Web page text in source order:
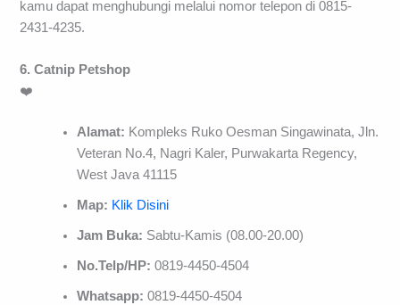
kamu dapat menghubungi melalui nomor telepon di 0815-
2431-4235.
6. Catnip Petshop
❤️
Alamat: Kompleks Ruko Oesman Singawinata, Jln.
Veteran No.4, Nagri Kaler, Purwakarta Regency,
West Java 41115
Map: Klik Disini
Jam Buka: Sabtu-Kamis (08.00-20.00)
No.Telp/HP:0819-4450-4504
Whatsapp:0819-4450-4504